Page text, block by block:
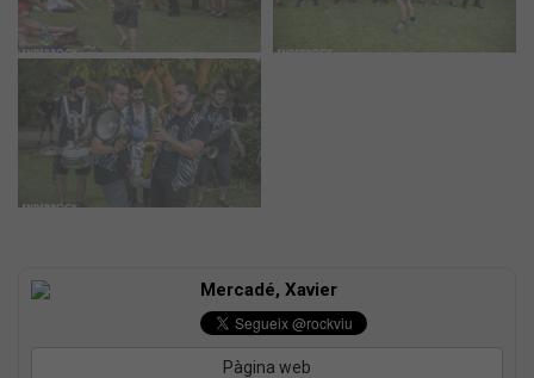
Mercadé, Xavier
Pàgina web